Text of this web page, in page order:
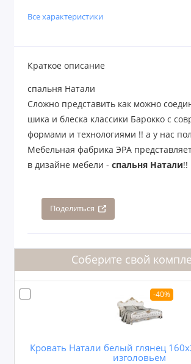
Все характеристики
Краткое описание
спальня Натали
Сложно представить как можно
шика и блеска классики Барокко с
формами и технологиями !! а у нас
Мебельная фабрика ЭРА
в дизайне мебели - спальня Натали!!
Поделиться
Соберите свой
-40%
Кровать Натали белый глянец
изголовьем